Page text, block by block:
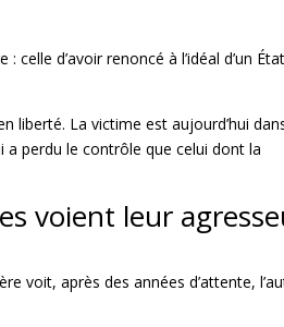
d’avoir renoncé à l’idéal d’un
liberté. La victime est aujourd’hui
perdu le contrôle que celui dont la
voient leur
voit,après des années d’attente,